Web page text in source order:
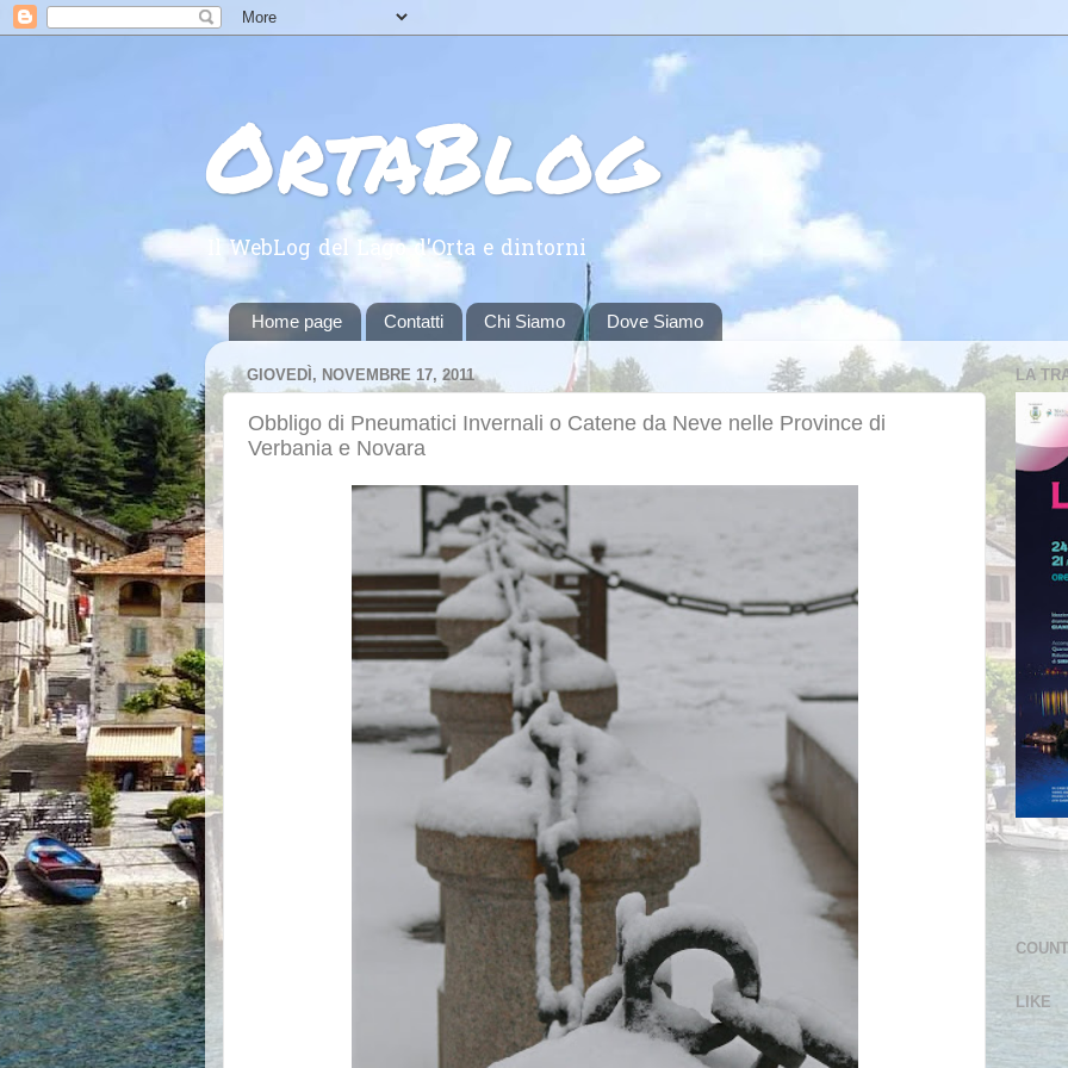
OrtaBlog
Il WebLog del Lago d'Orta e dintorni
Home page Contatti Chi Siamo Dove Siamo
GIOVEDÌ, NOVEMBRE 17, 2011
Obbligo di Pneumatici Invernali o Catene da Neve nelle Province di
Verbania e Novara
LA
LIKE